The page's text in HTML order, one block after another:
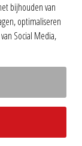
|sitemap|
bijhouden van
optimaliseren
Social Media,